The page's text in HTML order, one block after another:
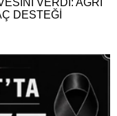
DESTEĞİ